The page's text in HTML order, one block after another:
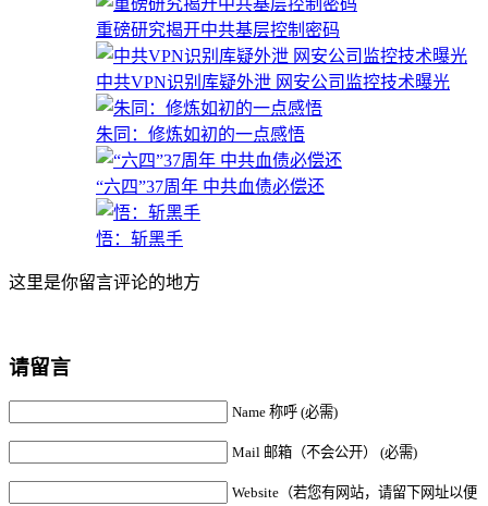
重磅研究揭开中共基层控制密码
中共VPN识别库疑外泄 网安公司监控技术曝光
朱同：修炼如初的一点感悟
“六四”37周年 中共血债必偿还
悟：斩黑手
这里是你留言评论的地方
请留言
Name 称呼 (必需)
Mail 邮箱（不会公开） (必需)
Website（若您有网站，请留下网址以便